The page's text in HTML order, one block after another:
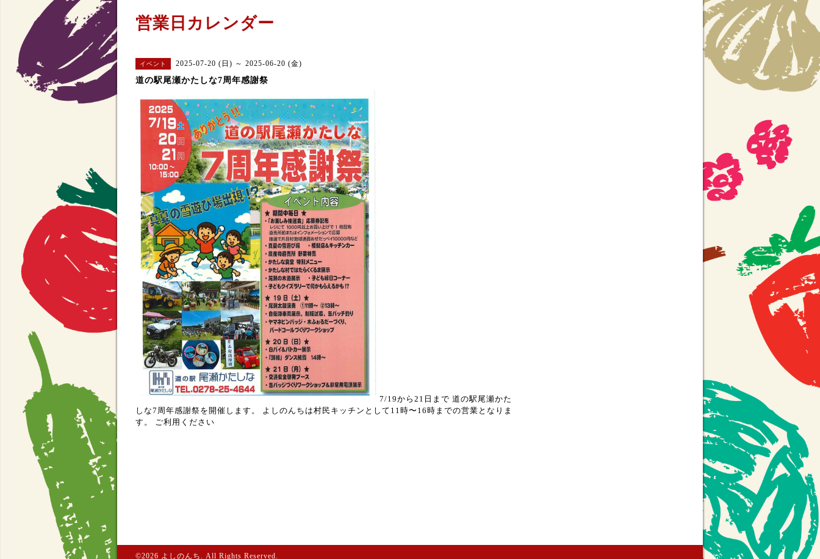
営業日カレンダー
イベント 2025-07-20 (日) ～ 2025-06-20 (金)
道の駅尾瀬かたしな7周年感謝祭
7/19から21日まで 道の駅尾瀬かた
しな7周年感謝祭を開催します。
よしのんちは村民キッチンとして11時〜16時までの営業となりま
す。
ご利用ください
©2026 よしのんち . All Rights Reserved.